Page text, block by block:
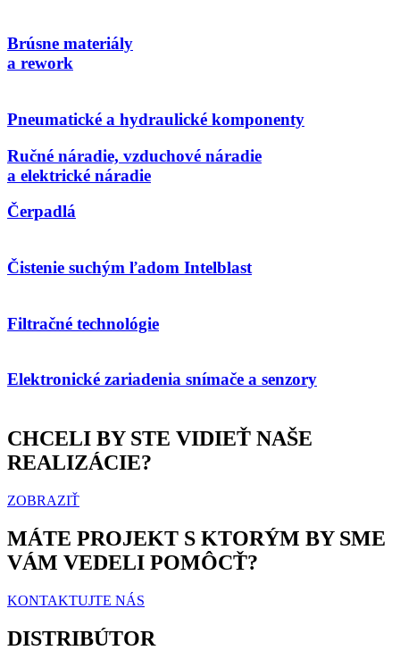
Brúsne materiály
a rework
Pneumatické a hydraulické komponenty
Ručné náradie, vzduchové náradie
a elektrické náradie
Čerpadlá
Čistenie suchým ľadom Intelblast
Filtračné technológie
Elektronické zariadenia snímače a senzory
CHCELI BY STE VIDIEŤ NAŠE
REALIZÁCIE?
ZOBRAZIŤ
MÁTE PROJEKT S KTORÝM BY SME
VÁM VEDELI POMÔCŤ?
KONTAKTUJTE NÁS
DISTRIBÚTOR